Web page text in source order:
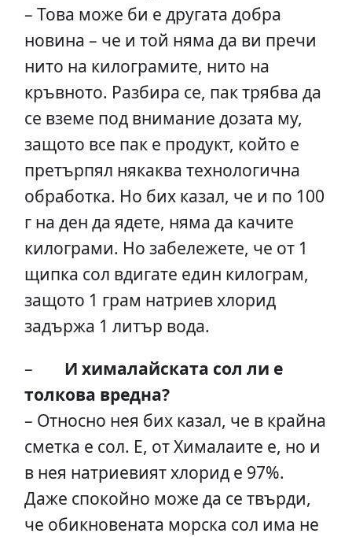
– Това може би е другата добра
новина – че и той няма да ви пречи
нито на килограмите, нито на
кръвното. Разбира се, пак трябва да
се вземе под внимание дозата му,
защото все пак е продукт, който е
претърпял някаква технологична
обработка. Но бих казал, че и по 100
г на ден да ядете, няма да качите
килограми. Но забележете, че от 1
щипка сол вдигате един килограм,
защото 1 грам натриев хлорид
задържа 1 литър вода.
– И хималайската сол ли е
толкова вредна?
– Относно нея бих казал, че в крайна
сметка е сол. Е, от Хималаите е, но и
в нея натриевият хлорид е 97%.
Даже спокойно може да се твърди,
че обикновената морска сол има не